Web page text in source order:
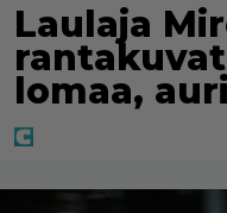
Laulaja
lomaa,